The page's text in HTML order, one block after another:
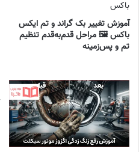
آموزش تغییر بک گراند و تم ایکس
باکس 🖼️ مراحل قدم‌به‌قدم تنظیم
تم و پس‌زمینه